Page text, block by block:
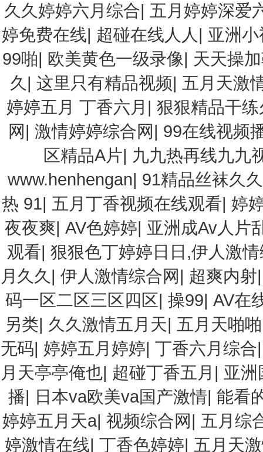
久久婷婷六月综合| 五月婷婷深爱
婷免费在线| 超碰在线人人 | 亚洲
99啪| 欧美黄色一级录像| 天天操
久 |这里只有精品视频| 五月天激
婷婷五月 丁香六月 | 狠狠精品干
网| 激情婷婷综合网| 99在线视频
区精品A片| 九九热再线九九
www.henhengan| 91精品丝袜久
热 91| 五月丁香视频在线观看| 婷
夜夜爽| AV色婷婷| 亚洲成Av人片
观看|狠狠色丁婷婷日日,伊人激
月久久 |伊人激情综合网| 超爽内射
码一区二区三区四区| 操99| AV在
另类| 久久激情五月天| 五月天啪
无码| 婷婷五月婷婷|丁香六月综合
月天亭亭俺也| 超碰丁香五月 | 亚洲
播| 日本va欧美va国产激情|能看
婷婷五月天a|视频综合网| 五月综
婷激情在线|丁香色婷婷| 五月天